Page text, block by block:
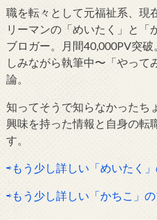
職を転々として元福祉系、現
リーマンの「めいたく」と「
ブロガー。月間40,000PV突
しみながら執筆中〜「やって
論。
知ってそうで知らなかったち
興味を持った情報と自身の転
す。
⇨もう少し詳しい「めいたく
⇨もう少し詳しい「かちこ」